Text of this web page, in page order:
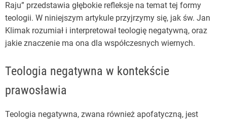
Raju” przedstawia głębokie refleksje na temat tej formy
teologii. W niniejszym artykule przyjrzymy się, jak św. Jan
Klimak rozumiał i interpretował teologię negatywną, oraz
jakie znaczenie ma ona dla współczesnych wiernych.
Teologia negatywna w kontekście
prawosławia
Teologia negatywna, zwana również apofatyczną, jest